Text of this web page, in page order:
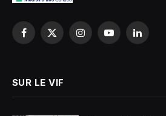
Facebook
X
InstagramYouTubeLinkedIn
SUR LE VIF